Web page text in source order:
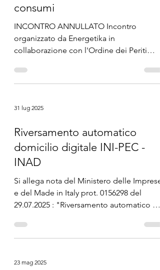
consumi
INCONTRO ANNULLATO Incontro
organizzato da Energetika in
collaborazione con l'Ordine dei Periti
31 lug 2025
Riversamento automatico
domicilio digitale INI-PEC -
INAD
Si allega nota del Ministero delle Imprese
e del Made in Italy prot. 0156298 del
29.07.2025 : "Riversamento automatico del
23 mag 2025